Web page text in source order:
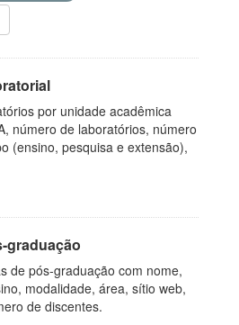
por unidade acadêmica
número de laboratórios, número
(ensino, pesquisa e extensão),
graduação
de pós-graduação com nome,
modalidade, área, sítio web,
de discentes.